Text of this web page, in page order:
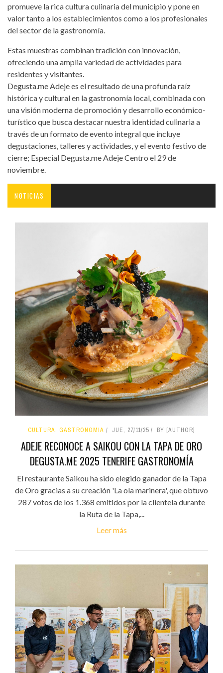
promueve la rica cultura culinaria del municipio y pone en
valor tanto a los establecimientos como a los profesionales
del sector de la gastronomía.
Estas muestras combinan tradición con innovación,
ofreciendo una amplia variedad de actividades para
residentes y visitantes.
Degusta.me Adeje es el resultado de una profunda raíz
histórica y cultural en la gastronomía local, combinada con
una visión moderna de promoción y desarrollo económico-
turístico que busca destacar nuestra identidad culinaria a
través de un formato de evento integral que incluye
degustaciones, talleres y actividades, y el evento festivo de
cierre; Especial Degusta.me Adeje Centro el 29 de
noviembre.
NOTICIAS
CULTURA, GASTRONOMIA JUE, 27/11/25 BY [AUTHOR]
ADEJE RECONOCE A SAIKOU CON LA TAPA DE ORO
DEGUSTA.ME 2025 TENERIFE GASTRONOMÍA
El restaurante Saikou ha sido elegido ganador de la Tapa
de Oro gracias a su creación 'La ola marinera', que obtuvo
287 votos de los 1.368 emitidos por la clientela durante
la Ruta de la Tapa,...
Leer más